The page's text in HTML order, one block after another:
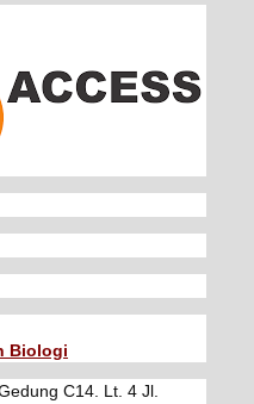
Biologi
C14. Lt. 4 Jl.